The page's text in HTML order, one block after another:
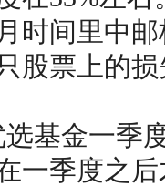
时间里中
股票上的
基金一季
一季度之